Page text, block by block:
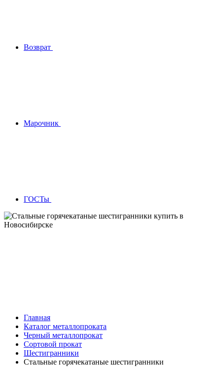
Возврат
Марочник
ГОСТы
Главная
Каталог металлопроката
Черный металлопрокат
Сортовой прокат
Шестигранники
Стальные горячекатаные шестигранники